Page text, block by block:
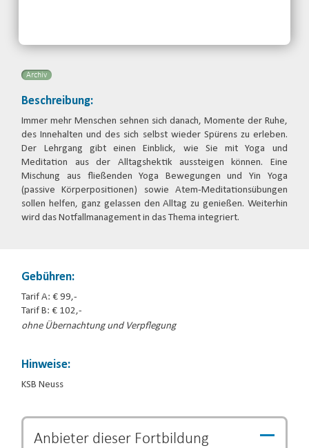
Email
Archiv
Beschreibung:
Immer mehr Menschen sehnen sich danach, Momente der Ruhe,
des Innehalten und des sich selbst wieder Spürens zu erleben.
Der Lehrgang gibt einen Einblick, wie Sie mit Yoga und
Meditation aus der Alltagshektik aussteigen können. Eine
Mischung aus fließenden Yoga Bewegungen und Yin Yoga
(passive Körperpositionen) sowie Atem-Meditationsübungen
sollen helfen, ganz gelassen den Alltag zu genießen. Weiterhin
wird das Notfallmanagement in das Thema integriert.
Gebühren:
Tarif A: € 99,-
Tarif B: € 102,-
ohne Übernachtung und Verpflegung
Hinweise:
KSB Neuss
Anbieter dieser Fortbildung